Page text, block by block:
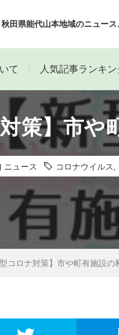
秋田県能代山本地域のニュー
て 人気記事ランキ
対策】市
ニュース コロナウイルス
型コロナ対策】市や町有施設の